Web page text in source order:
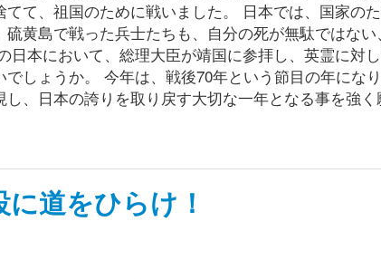
て、祖国のために戦いました。 日本では、国家の
黄島で戦った兵士たちも、自分の死が無駄ではな
本において、総理大臣が靖国に参拝し、英霊に対
しょうか。 今年は、戦後70年という節目の年にな
、日本の誇りを取り戻す大切な一年となる事を強
道をひらけ！